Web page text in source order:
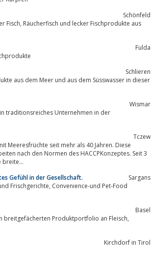
Schönfeld
aus
Fulda
Schlieren
Wismar
traditionsreiches Unternehmen in der
Tczew
Meeresfrüchte seit mehr als 40 Jahren. Diese
nach den Normen des HACCPKonzeptes. Seit 3
breite...
Gefühl in der Gesellschaft.
Sargans
und Pet-Food
Basel
breitgefächerten Produktportfolio an Fleisch,
Kirchdorf in Tirol